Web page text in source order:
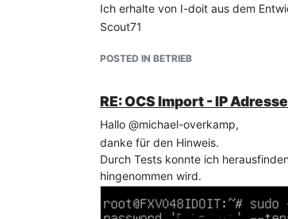
Ich erhalte von I-doit aus dem
Scout71
POSTED IN BETRIEB
RE: OCS Import - IP
Hallo @michael-overkamp,
danke für den Hinweis.
Durch Tests konnte ich
hingenommen wird.